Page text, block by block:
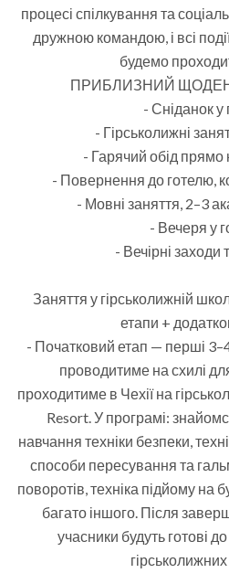
процесі спілкування та
дружною командою, і всі
будемо
ПРИБЛИЗНИЙ
- Сніданок у
- Гірськолижні
- Гарячий обід прямо
- Повернення до готелю,
- Мовні заняття, 2–3
- Вечеря у
- Вечірні заходи
Заняття у гірськолижній
етапи +
- Початковий етап — перші 3–4
проводитиме на схилі
проходитиме в Чехії на
Resort. У програмі:
навчання техніки безпеки,
способи пересування та
поворотів, техніка підйому на
багато іншого. Після
учасники будуть готові